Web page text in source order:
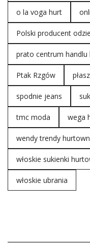
o la voga hurt
Polski producent
prato centrum
Ptak Rzgów
spodnie jeans
tmc moda wega
wendy trendy
włoskie sukienki
włoskie ubrania